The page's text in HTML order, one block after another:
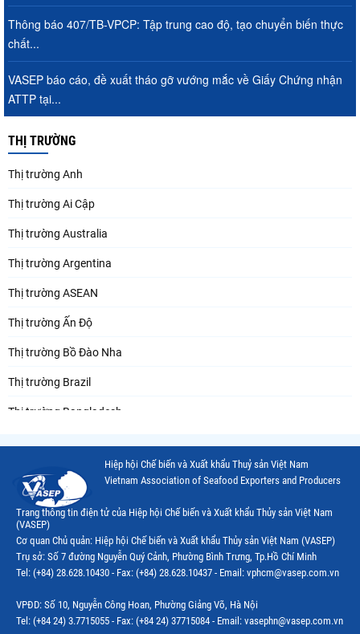
Thông báo 407/TB-VPCP: Tập trung cao độ, tạo chuyển biến thực
chất...
VASEP báo cáo, đề xuất tháo gỡ vướng mắc về Giấy Chứng nhận
ATTP tại...
THỊ TRƯỜNG
Thị trường Anh
Thị trường Ai Cập
Thị trường Australia
Thị trường Argentina
Thị trường ASEAN
Thị trường Ấn Độ
Thị trường Bồ Đào Nha
Thị trường Brazil
Thị trường Bangladesh
Thị trường Canada
Thị trường Ecuador
Thị trường EU
Thị trường Indonesia
Thị trường Mỹ
Hiệp hội Chế biến và Xuất khẩu Thuỷ sản Việt Nam
Vietnam Association of Seafood Exporters and Producers
Trang thông tin điện tử của Hiệp hội Chế biến và Xuất khẩu Thủy sản Việt Nam
(VASEP)
Cơ quan Chủ quản: Hiệp hội Chế biến và Xuất khẩu Thủy sản Việt Nam (VASEP)
Trụ sở: Số 7 đường Nguyễn Quý Cảnh, Phường Bình Trưng, Tp.Hồ Chí Minh
Tel: (+84) 28.628.10430 - Fax: (+84) 28.628.10437 - Email: vphcm@vasep.com.vn
VPĐD: Số 10, Nguyễn Công Hoan, Phường Giảng Võ, Hà Nội
Tel: (+84 24) 3.7715055 - Fax: (+84 24) 37715084 - Email: vasephn@vasep.com.vn